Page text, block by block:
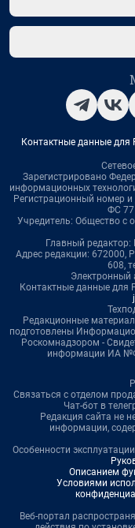
Контактные данные для
Зарегистрировано
информационных
Регистрационный номер
ФС 77
Учредитель: Общество с
Главный
Адрес редакции: 672000,
608,
Электронный
Контактные данные для
Редакционные
подготовлены
Роскомнадзором -
информации ИА
Связаться с отделом
Чат-бот в
Редакция сайта не
информации,
Особенности
Описанием
Условиями
Веб-портал